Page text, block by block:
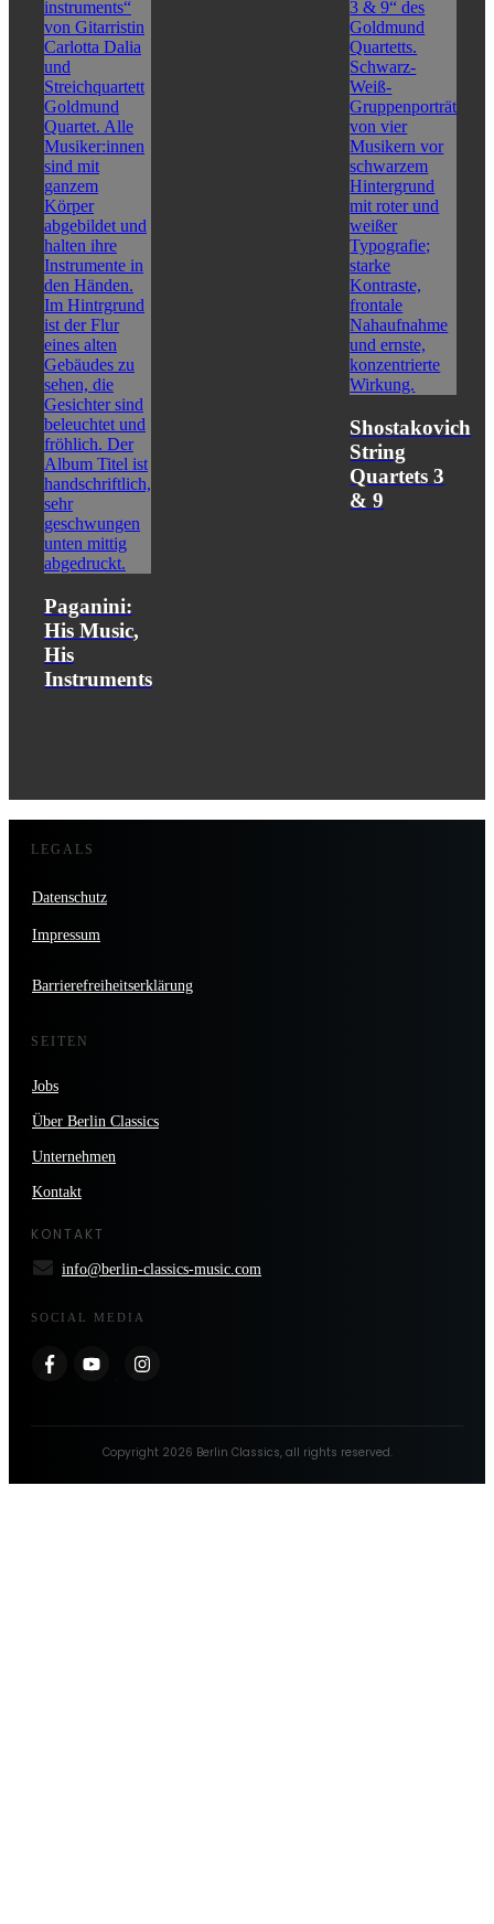
Paganini:
His Music,
His
Instruments
Shostakovich
String
Quartets 3
& 9
LEGALS
Datenschutz
Impressum
Barrierefreiheitserklärung
SEITEN
Jobs
Über Berlin Classics
Unternehmen
Kontakt
KONTAKT
info@berlin-classics-music.com
SOCIAL MEDIA
Copyright 2026 Berlin Classics, all rights reserved.